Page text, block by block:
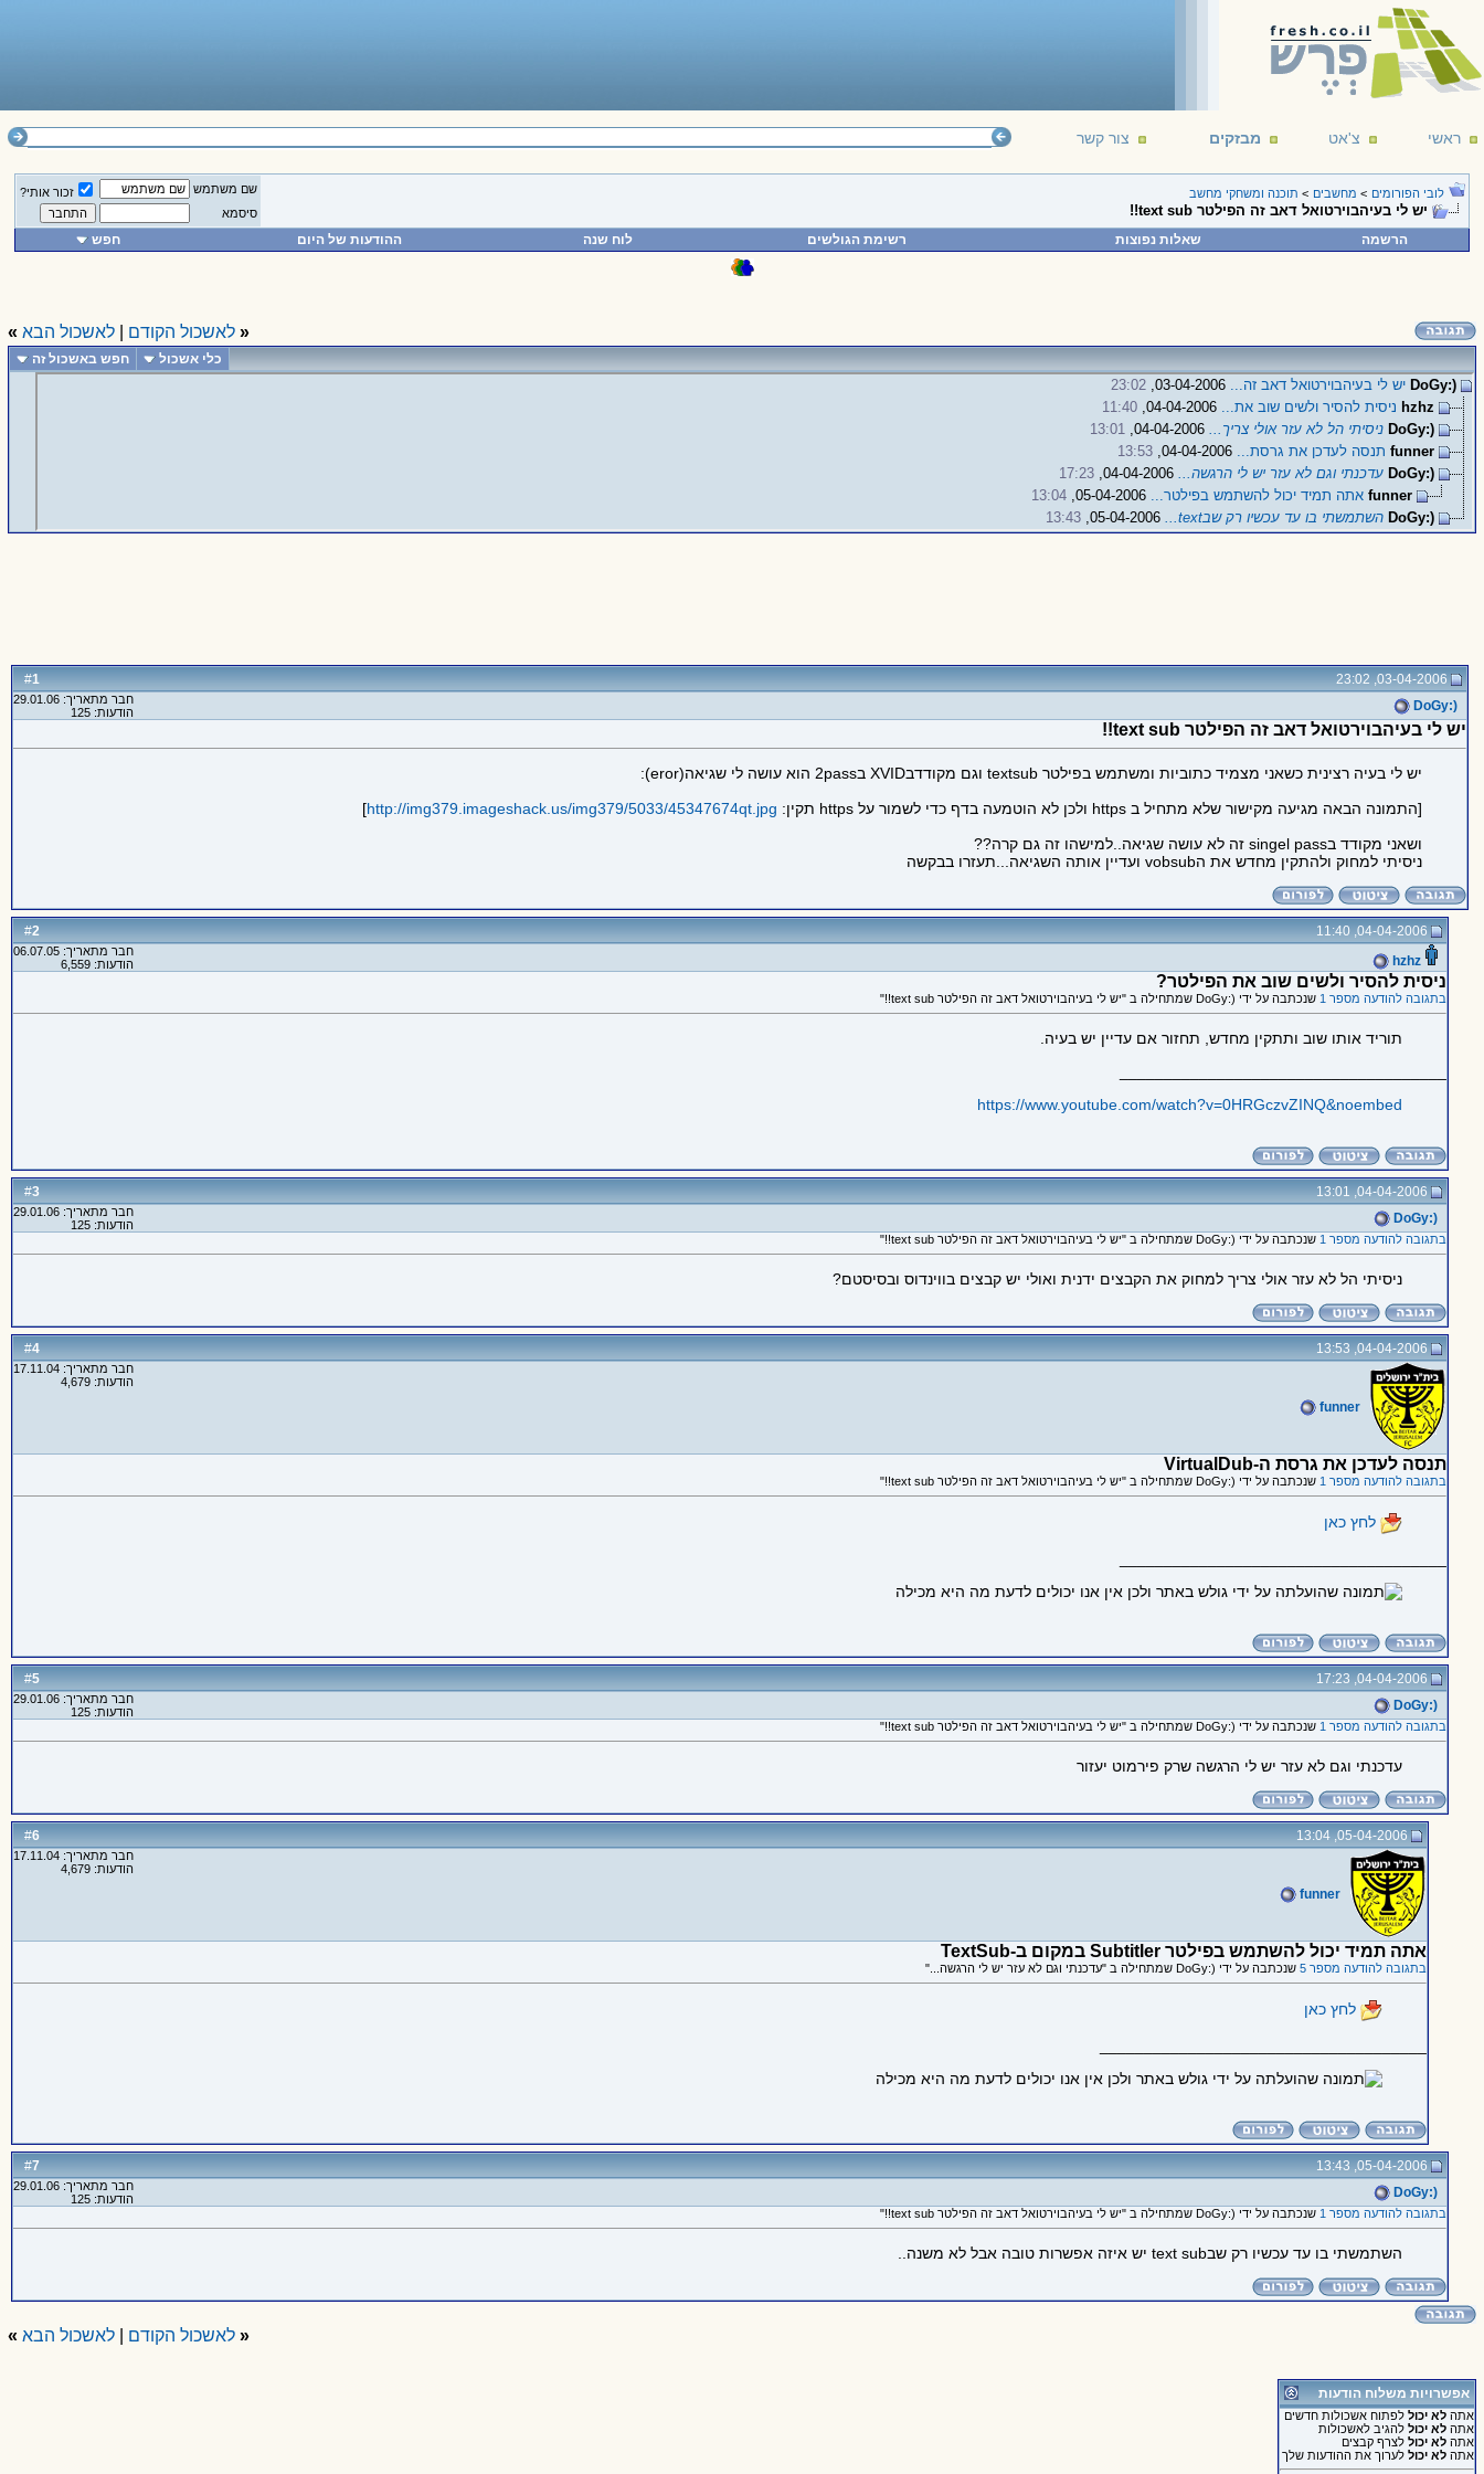
ראשי צ'אט מבזקים צור קשר
לובי הפורומים > מחשבים > תוכנה ומשחקי מחשב
יש לי בעיהבוירטואל דאב זה הפילטר text sub!!
שם משתמש
זכור אותי?
סיסמא
הרשמה שאלות נפוצות רשימת הגולשים לוח שנה ההודעות של היום חפש
« לאשכול הקודם לאשכול הבא »
כלי אשכול חפש באשכול זה
(:DoGy יש לי בעיהבוירטואל דאב זה...
23:02
hzhz ניסית להסיר ולשים שוב את...
11:40
(:DoGy
ניסיתי הל לא עזר אולי צריך...04-04-2006,
13:01
funner תנסה לעדכן את גרסת...
13:53
(:DoGy
עדכנתי וגם לא עזר יש לי הרגשה...04-04-2006,
17:23
funner אתה תמיד יכול להשתמש בפילטר...
13:04
(:DoGy
השתמשתי בו עד עכשיו רק שבtext... 05-04-2006,
13:43
#
1
03-04-2006, 23:02
(:DoGy
חבר מתאריך: 29.01.06
הודעות: 125
יש לי בעיהבוירטואל דאב זה הפילטר text sub!!
יש לי בעיה רצינית כשאני מצמיד כתוביות ומשתמש בפילטר textsub וגם מקודדבXVID ב2pass הוא עושה לי שגיאה(eror):
[התמונה הבאה מגיעה מקישור שלא מתחיל ב https ולכן לא הוטמעה בדף כדי לשמור על https תקין:
http://img379.imageshack.us/img379/5033/45347674qt.jpg
]
ושאני מקודד בsingel pass זה לא עושה שגיאה..למישהו זה גם קרה??
ניסיתי למחוק ולהתקין מחדש את הvobsub ועדיין אותה השגיאה...תעזרו בבקשה
#
2
04-04-2006, 11:40
hzhz
חבר מתאריך: 06.07.05
הודעות: 6,559
ניסית להסיר ולשים שוב את הפילטר?
בתגובה להודעה מספר 1 שנכתבה על ידי (:DoGy שמתחילה ב "יש לי בעיהבוירטואל דאב זה הפילטר text sub!!"
תוריד אותו שוב ותתקין מחדש, תחזור אם עדיין יש בעיה.
https://www.youtube.com/watch?v=0HRGczvZINQ&noembed
#
3
04-04-2006, 13:01
(:DoGy
חבר מתאריך: 29.01.06
הודעות: 125
בתגובה להודעה מספר 1
שנכתבה על ידי (:DoGy שמתחילה ב "יש לי בעיהבוירטואל דאב זה הפילטר text sub!!"
ניסיתי הל לא עזר אולי צריך למחוק את הקבצים ידנית ואולי יש קבצים בווינדוס ובסיסטם?
#
4 04-04-2006, 13:53
funner
חבר מתאריך: 17.11.04
הודעות: 4,679
תנסה לעדכן את גרסת ה-VirtualDub
בתגובה להודעה מספר 1 שנכתבה על ידי (:DoGy שמתחילה ב "יש לי בעיהבוירטואל דאב זה הפילטר text sub!!"
לחץ כאן
#
5
04-04-2006, 17:23
(:DoGy
חבר מתאריך: 29.01.06
הודעות: 125
בתגובה להודעה מספר 1
שנכתבה על ידי (:DoGy שמתחילה ב "יש לי בעיהבוירטואל דאב זה הפילטר text sub!!"
עדכנתי וגם לא עזר יש לי הרגשה שרק פירמוט יעזור
#
6 05-04-2006, 13:04
funner
חבר מתאריך: 17.11.04
הודעות: 4,679
אתה תמיד יכול להשתמש בפילטר Subtitler במקום ב-TextSub
בתגובה להודעה מספר 5 שנכתבה על ידי (:DoGy שמתחילה ב "עדכנתי וגם לא עזר יש לי הרגשה..."
לחץ כאן
#
7
05-04-2006, 13:43
(:DoGy
חבר מתאריך: 29.01.06
הודעות: 125
בתגובה להודעה מספר 1
שנכתבה על ידי (:DoGy שמתחילה ב "יש לי בעיהבוירטואל דאב זה הפילטר text sub!!"
השתמשתי בו עד עכשיו רק שבtext sub יש איזה אפשרות טובה אבל לא משנה..
« לאשכול הקודם |לאשכול הבא »
אפשרויות משלוח הודעות
אתה לא יכוללפתוח אשכולות חדשים
אתה לא יכוללהגיב לאשכולות
אתה לא יכוללצרף קבצים
אתה לא יכוללערוך את ההודעות שלך